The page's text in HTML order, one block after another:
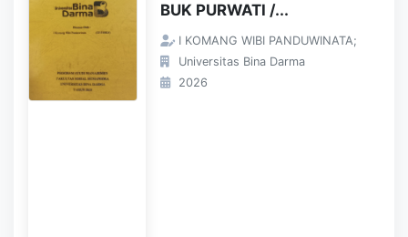
BUK PURWATI /...
I KOMANG WIBI PANDUWINATA;
Universitas Bina Darma
2026